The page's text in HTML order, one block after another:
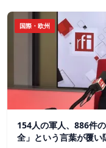
国際・欧州
154人の軍人、886件
全」という言葉が覆い